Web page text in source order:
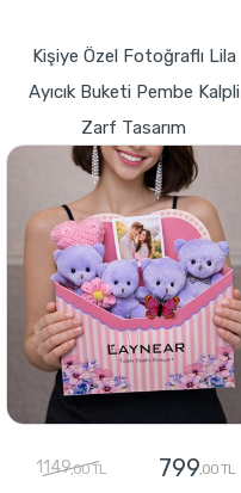
Kişiye Özel Fotoğraflı Lila
Ayıcık Buketi Pembe Kalpli
Zarf Tasarım
1149,00 TL 799,00 TL